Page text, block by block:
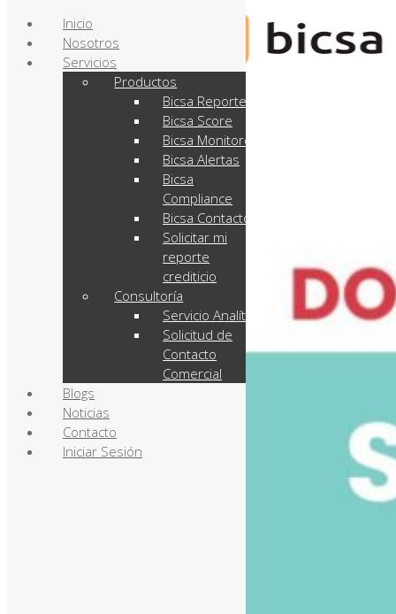
Inicio
Nosotros
Servicios
Productos
Bicsa Reporte
Bicsa Score
Bicsa Monitoreo
Bicsa Alertas
Bicsa
Compliance
Bicsa Contactos
Solicitar mi
reporte
crediticio
Consultoría
Servicio Analítico
Solicitud de
Contacto
Comercial
Blogs
Noticias
Contacto
Iniciar Sesión